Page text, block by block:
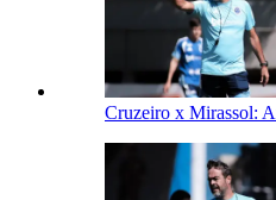
Cruzeiro x Mirassol: